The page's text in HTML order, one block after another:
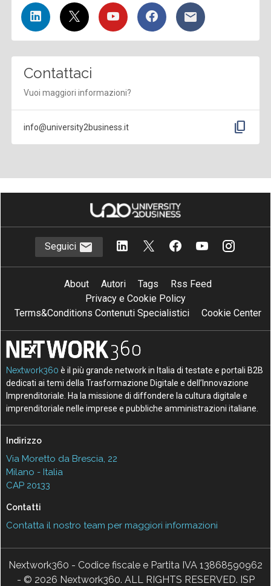
Contattaci
Vuoi maggiori informazioni?
info@university2business.it content_copy
Seguici
About Autori Tags
Rss Feed
Privacy e Cookie Policy
Terms&Conditions Contenuti Specialistici
Cookie Center
Nextwork360 è il più grande network in Italia di testate e portali B2B
dedicati ai temi della Trasformazione Digitale e dell’Innovazione
Imprenditoriale. Ha la missione di diffondere la cultura digitale e
imprenditoriale nelle imprese e pubbliche amministrazioni italiane.
Indirizzo
Via Moretto da Brescia, 22
Milano - Italia
CAP 20133
Contatti
Contatta il nostro team per maggiori informazioni
Nextwork360 - Codice fiscale e Partita IVA 13868590962
- © 2026 Nextwork360. ALL RIGHTS RESERVED. ISP